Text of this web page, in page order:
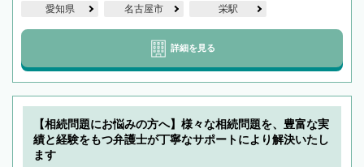
愛知県 名古屋市 栄駅
詳細を見る
【相続問題にお悩みの方へ】様々な相続問題を、豊富な実
績と経験をもつ弁護士が丁寧なサポートにより解決いたし
ます